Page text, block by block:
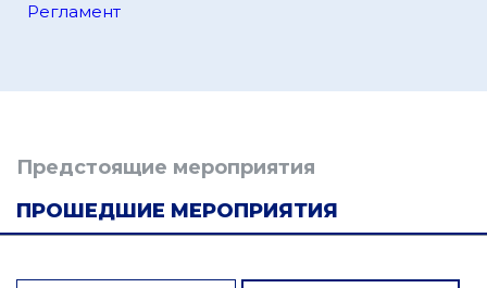
Регламент
Предстоящие мероприятия
ПРОШЕДШИЕ МЕРОПРИЯТИЯ